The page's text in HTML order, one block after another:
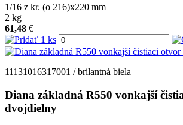
1/16 z kr. (o 216)x220 mm
2 kg
61,48 €
11131016317001 / brilantná biela
Diana základná R550 vonkajší
dvojdielny